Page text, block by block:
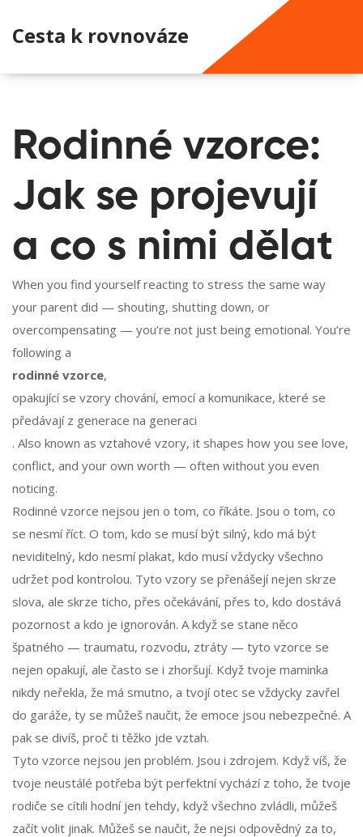
Cesta k rovnováze
Rodinné vzorce:
Jak se projevují
a co s nimi dělat
When you find yourself reacting to stress the same way
your parent did — shouting, shutting down, or
overcompensating — you’re not just being emotional. You’re
following a
rodinné vzorce,
opakující se vzory chování, emocí a komunikace, které se
předávají z generace na generaci
. Also known as vztahové vzory, it shapes how you see love,
conflict, and your own worth — often without you even
noticing.
Rodinné vzorce nejsou jen o tom, co říkáte. Jsou o tom, co
se nesmí říct. O tom, kdo se musí být silný, kdo má být
neviditelný, kdo nesmí plakat, kdo musí vždycky všechno
udržet pod kontrolou. Tyto vzory se přenášejí nejen skrze
slova, ale skrze ticho, přes očekávání, přes to, kdo dostává
pozornost a kdo je ignorován. A když se stane něco
špatného — traumatu, rozvodu, ztráty — tyto vzorce se
nejen opakují, ale často se i zhoršují. Když tvoje maminka
nikdy neřekla, že má smutno, a tvojí otec se vždycky zavřel
do garáže, ty se můžeš naučit, že emoce jsou nebezpečné. A
pak se divíš, proč ti těžko jde vztah.
Tyto vzorce nejsou jen problém. Jsou i zdrojem. Když víš, že
tvoje neustálé potřeba být perfektní vychází z toho, že tvoje
rodiče se cítili hodní jen tehdy, když všechno zvládli, můžeš
začít volit jinak. Můžeš se naučit, že nejsi odpovědný za to,